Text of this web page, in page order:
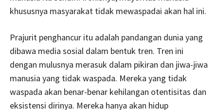
khususnya masyarakat tidak mewaspadai akan hal ini.
Prajurit penghancur itu adalah pandangan dunia yang
dibawa media sosial dalam bentuk tren. Tren ini
dengan mulusnya merasuk dalam pikiran dan jiwa-jiwa
manusia yang tidak waspada. Mereka yang tidak
waspada akan benar-benar kehilangan otentisitas dan
eksistensi dirinya. Mereka hanya akan hidup